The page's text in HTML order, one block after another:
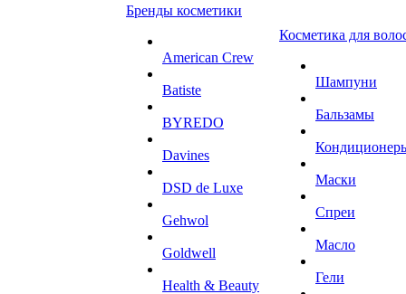
Бренды косметики
American Crew
Batiste
BYREDO
Davines
DSD de Luxe
Gehwol
Goldwell
Health & Beauty
Косметика для
Шампуни
Бальзамы
Маски
Спреи
Масло
Гели